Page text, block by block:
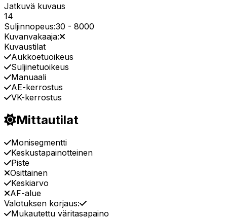
Jatkuvä kuvaus
14
Suljinnopeus:30 - 8000
Kuvanvakaaja:
Kuvaustilat
Aukkoetuoikeus
Suljinetuoikeus
Manuaali
AE-kerrostus
VK-kerrostus
Mittautilat
Monisegmentti
Keskustapainotteinen
Piste
Osittainen
Keskiarvo
AF-alue
Valotuksen korjaus:
Mukautettu väritasapaino